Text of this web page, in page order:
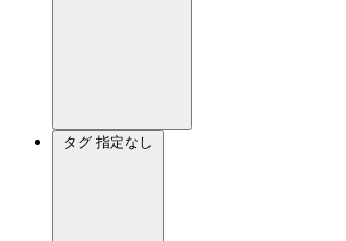
タグ 指定なし